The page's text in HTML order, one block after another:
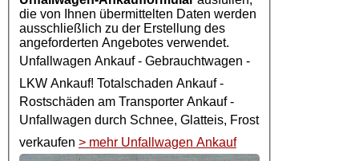
die von Ihnen übermittelten Daten werden
ausschließlich zu der Erstellung des
angeforderten Angebotes verwendet.
Unfallwagen Ankauf- Gebrauchtwagen -
LKW Ankauf! Totalschaden Ankauf -
Rostschäden am Transporter Ankauf -
Unfallwagen durch Schnee, Glatteis, Frost
verkaufen > mehr Unfallwagen Ankauf